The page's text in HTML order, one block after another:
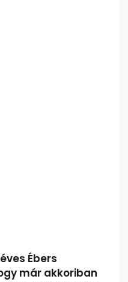
Ébers
már akkoriban